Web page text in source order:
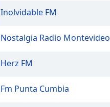
Inolvidable FM
Nostalgia Radio Montevideo
Herz FM
Fm Punta Cumbia